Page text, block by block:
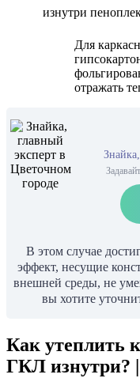
изнутри
Для
отражать
В этом случае
эффект, несущие
внешней среды, не
вы хотите
Как утеплить
ГКЛ изнутри?